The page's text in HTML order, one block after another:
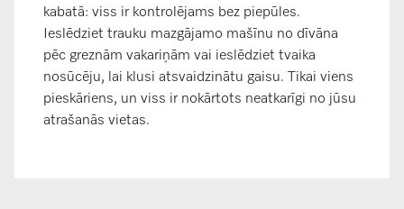
kabatā: viss ir kontrolējams bez piepūles.
Ieslēdziet trauku mazgājamo mašīnu no dīvāna
pēc greznām vakariņām vai ieslēdziet tvaika
nosūcēju, lai klusi atsvaidzinātu gaisu. Tikai viens
pieskāriens, un viss ir nokārtots neatkarīgi no jūsu
atrašanās vietas.